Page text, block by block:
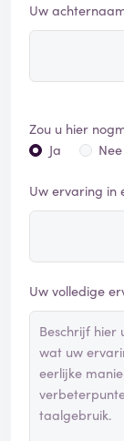
Uw
Zou u hier
Ja
Nee
Uw ervaring in
Uw volledige